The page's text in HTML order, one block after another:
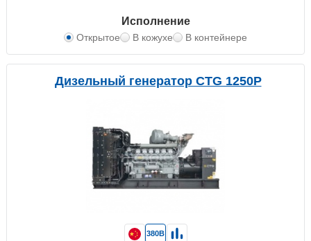
Исполнение
Открытое В кожухе В контейнере
Дизельный генератор CTG 1250P
380В